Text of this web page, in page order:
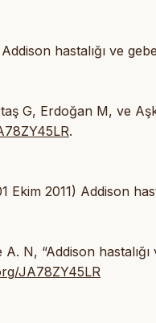
hastalığı ve
G, Erdoğan M, ve
.
Ekim 2011) Addison
N, “Addison hastalığı
JA78ZY45LR